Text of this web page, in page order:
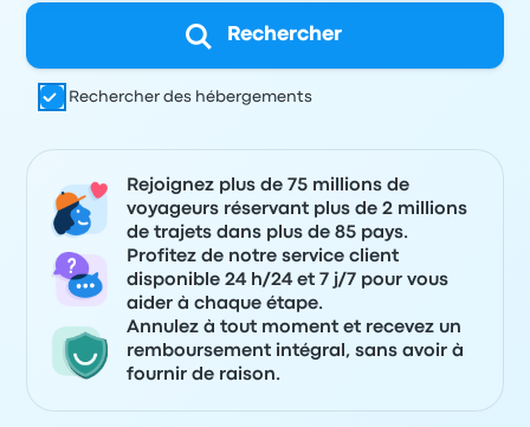
Rechercher
Rechercher des hébergements
Rejoignez plus de 75 millions de
voyageurs réservant plus de 2 millions
de trajets dans plus de 85 pays.
Profitez de notre service client
disponible 24 h/24 et 7 j/7 pour vous
aider à chaque étape.
Annulez à tout moment et recevez un
remboursement intégral, sans avoir à
fournir de raison.